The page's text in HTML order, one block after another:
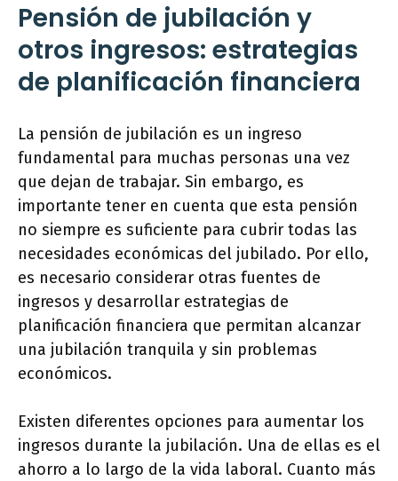
Pensión de jubilación y
otros ingresos: estrategias
de planificación financiera
La pensión de jubilación es un ingreso
fundamental para muchas personas una vez
que dejan de trabajar. Sin embargo, es
importante tener en cuenta que esta pensión
no siempre es suficiente para cubrir todas las
necesidades económicas del jubilado. Por ello,
es necesario considerar otras fuentes de
ingresos y desarrollar estrategias de
planificación financiera que permitan alcanzar
una jubilación tranquila y sin problemas
económicos.
Existen diferentes opciones para aumentar los
ingresos durante la jubilación. Una de ellas es el
ahorro a lo largo de la vida laboral. Cuanto más